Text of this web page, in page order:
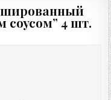
соусом” 4 шт.